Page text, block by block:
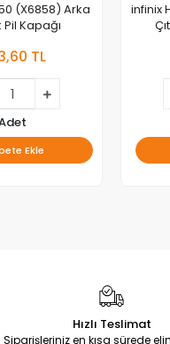
(X6858) Arka
Kapağı
TL
Ekle
infinix
Hızlı Teslimat
Siparişleriniz en kısa sürede